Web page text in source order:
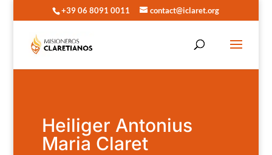
+39 06 8091 0011 contact@iclaret.org
Heiliger Antonius
Maria Claret